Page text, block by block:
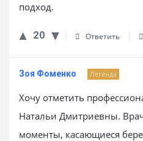
подход.
20 Ответить
Зоя Фоменко Легенда
Хочу отметить
Натальи Дмитриевны.
моменты, касающиеся